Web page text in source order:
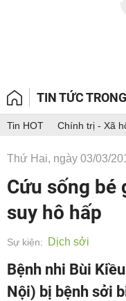
TIN TỨC
Tin HOT Chính trị - Xã
Thứ Hai, ngày 03/03/
Cứu sống bé
suy hô hấp
Sự kiện: Dịch sởi
Bệnh nhi Bùi
Nội) bị bệnh sởi